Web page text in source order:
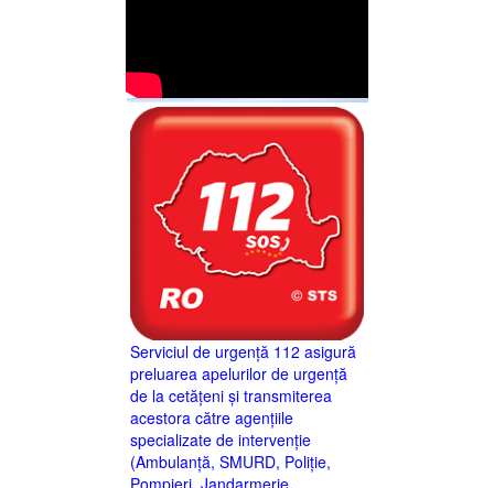
Serviciul de urgență 112 asigură
preluarea apelurilor de urgență
de la cetățeni și transmiterea
acestora către agențiile
specializate de intervenție
(Ambulanță, SMURD, Poliție,
Pompieri, Jandarmerie,